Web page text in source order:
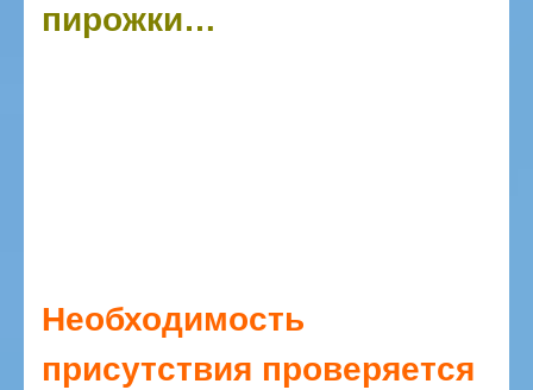
пирожки…
Необходимость
присутствия проверяется